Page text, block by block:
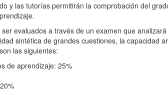
y las tutorías permitirán la comprobación del
evaluados a través de un examen que
sintética de grandes cuestiones, la capacidad
las siguientes:
de aprendizaje: 25%